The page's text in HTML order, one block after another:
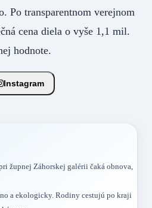
Po transparentnom verejnom
cena diela o vyše 1,1 mil.
hodnote.
Instagram
župnej Záhorskej galérii čaká obnova,
a ekologicky. Rodiny cestujú po kraji